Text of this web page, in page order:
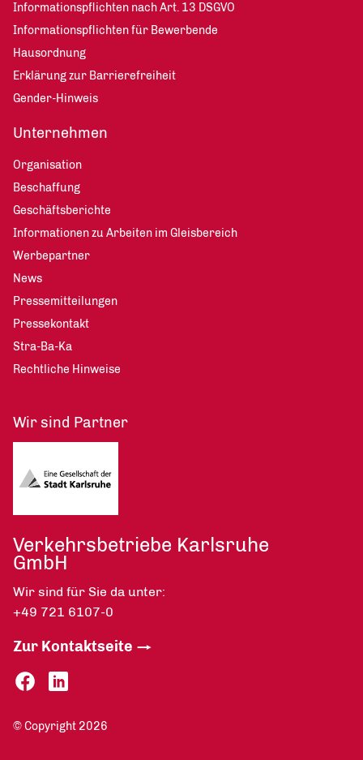
Informationspflichten nach Art. 13 DSGVO
Informationspflichten für Bewerbende
Hausordnung
Erklärung zur Barrierefreiheit
Gender-Hinweis
Unternehmen
Organisation
Beschaffung
Geschäftsberichte
Informationen zu Arbeiten im Gleisbereich
Werbepartner
News
Pressemitteilungen
Pressekontakt
Stra-Ba-Ka
Rechtliche Hinweise
Wir sind Partner
Verkehrsbetriebe Karlsruhe
GmbH
Wir sind für Sie da unter:
+49 721 6107-0
Zur Kontaktseite
© Copyright 2026